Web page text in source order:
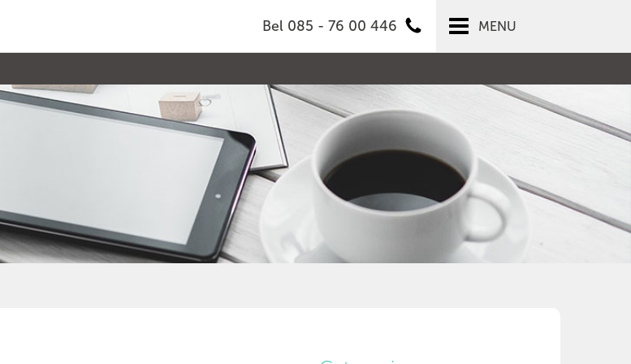
Bel 085 - 76 00 446 MENU